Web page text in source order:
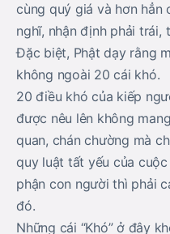
cùng quý giá và hơn hẳn
nghĩ, nhận định phải trái,
Đặc biệt, Phật dạy rằng
không ngoài 20 cái khó.
20 điều khó của kiếp
được nêu lên không
quan, chán chường mà
quy luật tất yếu của
phận con người thì phải
đó.
Những cái “Khó” ở đây